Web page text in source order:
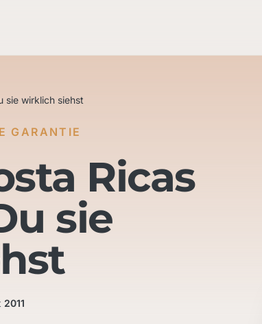
sie wirklich siehst
GARANTIE
Ricas
sie
2011